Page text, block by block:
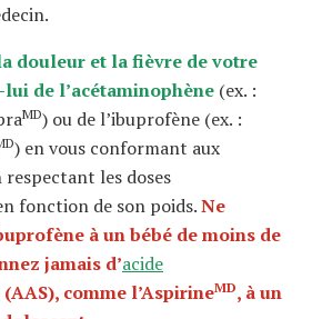
douleur et la fièvre de votre
de l’acétaminophène (ex. :
MD) ou de l’ibuprofène (ex. :
) en vous conformant aux
les doses
fonction de son poids.Ne
profène à un bébé de moins de
jamais d’acide
(AAS), comme l’AspirineMD, à un